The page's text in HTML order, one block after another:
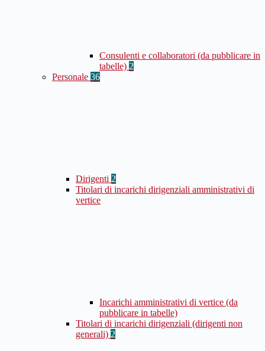
Consulenti e collaboratori (da pubblicare in
tabelle) 2
Personale 36
Dirigenti 2
Titolari di incarichi dirigenziali amministrativi di
vertice
Incarichi amministrativi di vertice (da
pubblicare in tabelle)
Titolari di incarichi dirigenziali (dirigenti non
generali) 2